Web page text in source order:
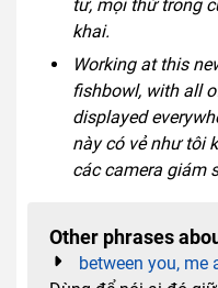
tư, mọi thứ trong
khai.
Working at this
fishbowl, with all
displayed
này có vẻ như tôi
các camera giám
Other phrases
between you, me